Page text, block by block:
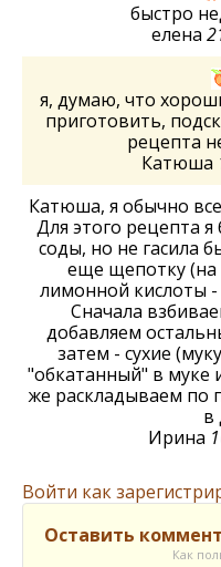
быстро
елена
я, думаю, что
приготовить,
рецепта
Катюша
Катюша, я обычно
Для этого рецепта
соды, но не гасила
еще щепотку (на
лимонной кислоты -
Сначала
добавляем
затем - сухие
"обкатанный" в муке
же раскладываем по
в
Ирина
Войти как
Оставить
Как